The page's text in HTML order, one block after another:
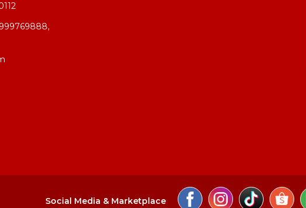
Social Media & Marketplace